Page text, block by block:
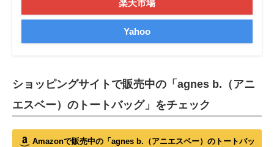
楽天市場
Yahoo
ショッピングサイトで販売中の「agnes b.（アニ
エスベー）のトートバッグ」をチェック
Amazonで販売中の「agnes b.（アニエスベー）のトートバッ